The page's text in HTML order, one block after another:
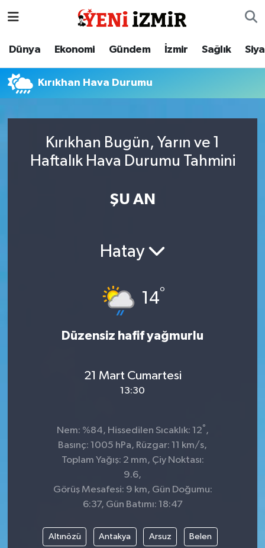
Dünya Ekonomi Gündem İzmir Sağlık
Kırıkhan Hava Durumu
Kırıkhan Bugün, Yarın ve 1
Haftalık Hava Durumu Tahmini
ŞU AN
Hatay
14°
Düzensiz hafif yağmurlu
21 Mart Cumartesi
13:30
Nem: %84, Hissedilen Sıcaklık: 12° ,
Basınç: 1005 hPa, Rüzgar: 11 km/s,
Toplam Yağış: 2 mm, Çiy Noktası:
9.6,
Görüş Mesafesi: 9 km, Gün Doğumu:
6:37, Gün Batımı: 18:47
Altınözü Antakya Arsuz Belen
Dünya
İzmir
Sağlık
İzmir Nöbetçi Eczaneler
İzmir Trafik Yoğunluk Haritası
Süper Lig Puan Durumu ve Fikstür